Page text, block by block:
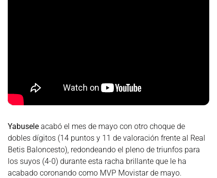
Yabusele acabó el mes de mayo con otro choque de
dobles dígitos (14 puntos y 11 de valoración frente al Real
Betis Baloncesto), redondeando el pleno de triunfos para
los suyos (4-0) durante esta racha brillante que le ha
acabado coronando como MVP Movistar de mayo.